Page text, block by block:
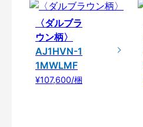
〈ダルブラ
ウン柄〉
AJ1HVN-1
1MWLMF
¥107,600/梱